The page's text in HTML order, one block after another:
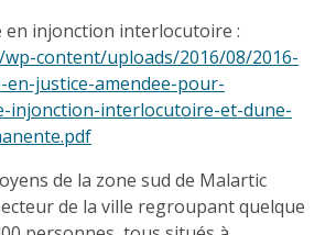
en injonction interlocutoire :
content/uploads/2016/08/2016-
en-justice-amendee-pour-
injonction-interlocutoire-et-dune-
de la zone sud de Malartic
de la ville regroupant quelque